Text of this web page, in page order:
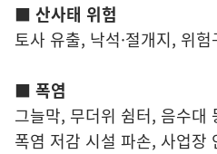
■ 산사태 위험
토사 유출, 낙석·절개지, 위
■ 폭염
그늘막, 무더위 쉼터, 음수대
폭염 저감 시설 파손, 사업장